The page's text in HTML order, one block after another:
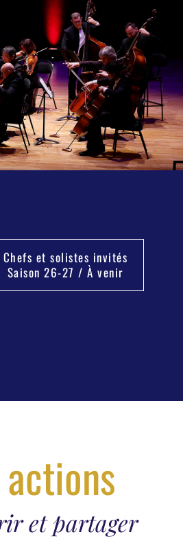
Chefs et solistes invités
Saison 26-27 / À venir
et partager